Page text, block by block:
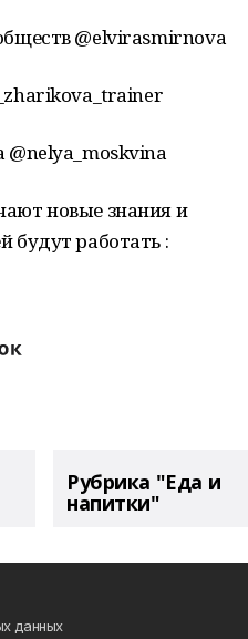
@elvirasmirnova
@nelya_moskvina
новые знания и
будут работать :
Рубрика "Еда и
напитки"
данных